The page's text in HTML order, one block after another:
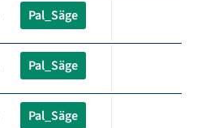
Pal_Säge
Pal_Säge
Pal_Säge